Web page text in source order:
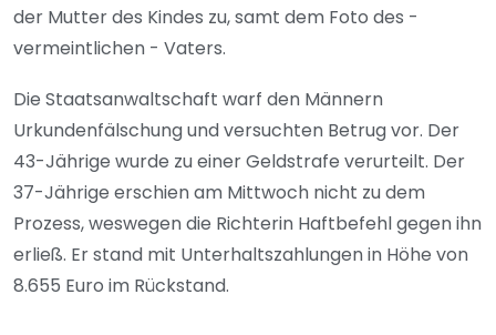
der Mutter des Kindes zu, samt dem Foto des -
vermeintlichen - Vaters.
Die Staatsanwaltschaft warf den Männern
Urkundenfälschung und versuchten Betrug vor. Der
43-Jährige wurde zu einer Geldstrafe verurteilt. Der
37-Jährige erschien am Mittwoch nicht zu dem
Prozess, weswegen die Richterin Haftbefehl gegen ihn
erließ. Er stand mit Unterhaltszahlungen in Höhe von
8.655 Euro im Rückstand.